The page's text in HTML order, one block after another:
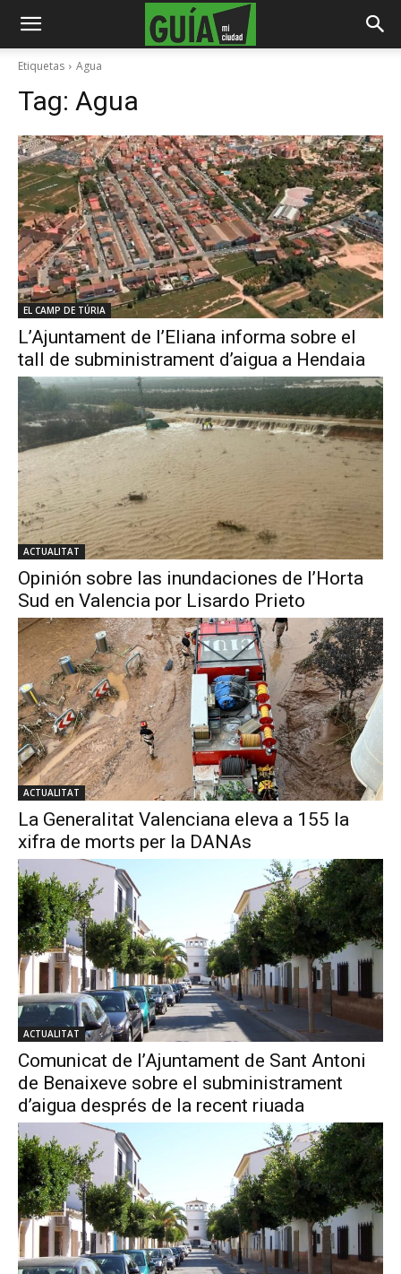
Etiquetas Agua
Tag: Agua
EL CAMP DE TÚRIA
L’Ajuntament de l’Eliana informa sobre el
tall de subministrament d’aigua a Hendaia
ACTUALITAT
Opinión sobre las inundaciones de l’Horta
Sud en Valencia por Lisardo Prieto
ACTUALITAT
La Generalitat Valenciana eleva a 155 la
xifra de morts per la DANAs
ACTUALITAT
Comunicat de l’Ajuntament de Sant Antoni
de Benaixeve sobre el subministrament
d’aigua després de la recent riuada